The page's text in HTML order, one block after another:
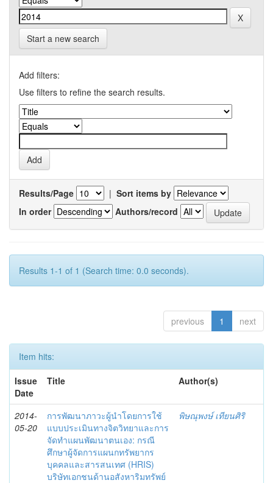
Start a new search
Add filters:
Use filters to refine the search results.
Results/Page | Sort items by
In order
Authors/record
Results 1-1 of 1 (Search time: 0.0 seconds).
previous 1 next
Item hits:
Issue
Date
Title Author(s)
2014-
05-20
การพัฒนาภาวะผู้นำโดยการใช้
แบบประเมินทางจิตวิทยาและการ
จัดทำแผนพัฒนาตนเอง: กรณี
ศึกษาผู้จัดการแผนกทรัพยากร
บุคคลและสารสนเทศ (HRIS)
บริษัทเอกชนด้านอสังหาริมทรัพย์
พิษณุพงษ์ เทียนศิริ